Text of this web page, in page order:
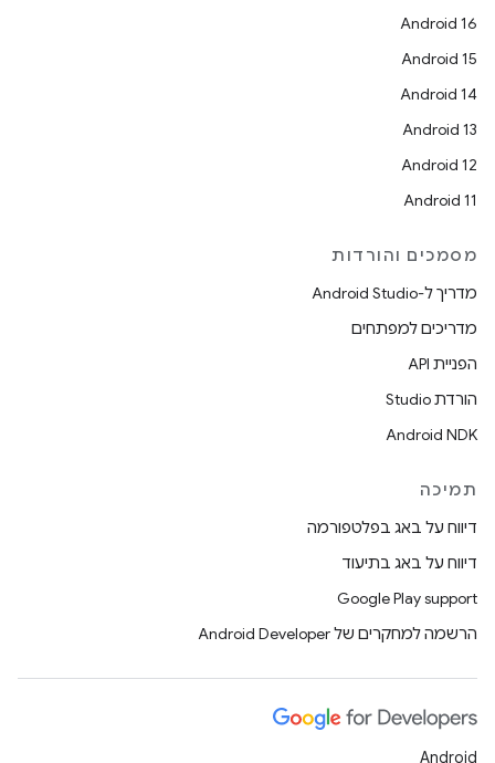
Android 16
Android 15
Android 14
Android 13
Android 12
Android 11
מסמכים והורדות
מדריך ל-Android Studio
מדריכים למפתחים
הפניית API
הורדת Studio
Android NDK
תמיכה
דיווח על באג בפלטפורמה
דיווח על באג בתיעוד
Google Play support
הרשמה למחקרים של Android Developer
Android